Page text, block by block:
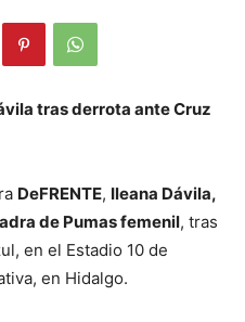
tras derrota ante Cruz
DeFRENTE, Ileana Dávila,
de Pumas femenil, tras
en el Estadio 10 de
en Hidalgo.